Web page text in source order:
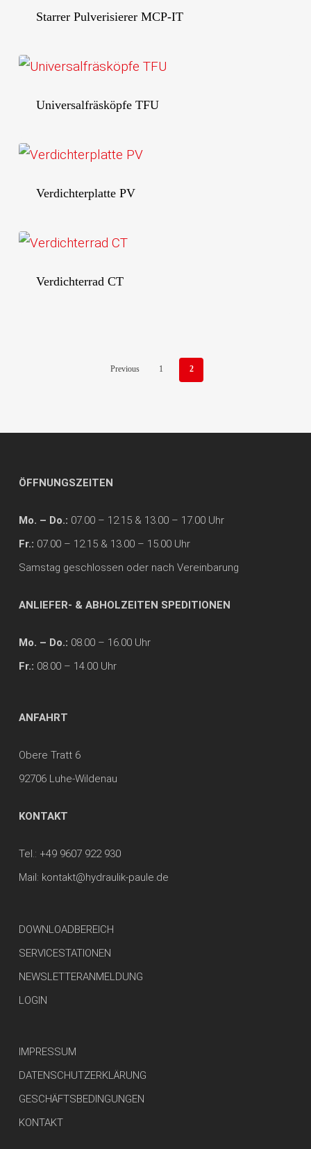
Starrer Pulverisierer MCP-IT
Universalfräsköpfe TFU
Verdichterplatte PV
Verdichterrad CT
Previous 1 2
ÖFFNUNGSZEITEN
Mo. – Do.: 07.00 – 12.15 & 13.00 – 17.00 Uhr
Fr.: 07.00 – 12.15 & 13.00 – 15.00 Uhr
Samstag geschlossen oder nach Vereinbarung
ANLIEFER- & ABHOLZEITEN SPEDITIONEN
Mo. – Do.: 08.00 – 16.00 Uhr
Fr.: 08.00 – 14.00 Uhr
ANFAHRT
Obere Tratt 6
92706 Luhe-Wildenau
KONTAKT
Tel.: +49 9607 922 930
Mail: kontakt@hydraulik-paule.de
DOWNLOADBEREICH
SERVICESTATIONEN
NEWSLETTERANMELDUNG
LOGIN
IMPRESSUM
DATENSCHUTZERKLÄRUNG
GESCHÄFTSBEDINGUNGEN
KONTAKT